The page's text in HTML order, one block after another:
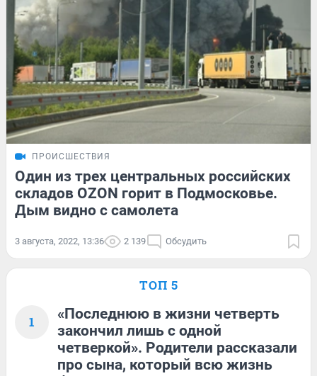
ПРОИСШЕСТВИЯ
Один из трех центральных российских
складов OZON горит в Подмосковье.
Дым видно с самолета
3 августа, 2022, 13:36 2 139 Обсудить
ТОП 5
1
«Последнюю в жизни четверть
закончил лишь с одной
четверкой». Родители рассказали
про сына, который всю жизнь